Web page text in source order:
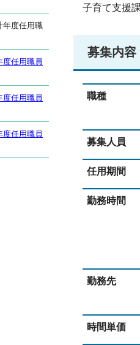
子育て支援
募集内容
職種
募集人員
任用期間
勤務時間
勤務先
時間単価
年度任用職
度任用職員
度任用職員
度任用職員